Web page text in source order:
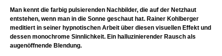
Man kennt die farbig pulsierenden Nachbilder, die auf der Netzhaut
entstehen, wenn man in die Sonne geschaut hat. Rainer Kohlberger
meditiert in seiner hypnotischen Arbeit über diesen visuellen Effekt und
dessen monochrome Sinnlichkeit. Ein halluzinierender Rausch als
augenöffnende Blendung.